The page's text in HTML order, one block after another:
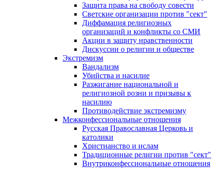
Защита права на свободу совести
Светские организации против "сект"
Диффамация религиозных
организаций и конфликты со СМИ
Акции в защиту нравственности
Дискуссии о религии и обществе
Экстремизм
Вандализм
Убийства и насилие
Разжигание национальной и
религиозной розни и призывы к
насилию
Противодействие экстремизму
Межконфессиональные отношения
Русская Православная Церковь и
католики
Христианство и ислам
Традиционные религии против "сект"
Внутриконфессиональные отношения